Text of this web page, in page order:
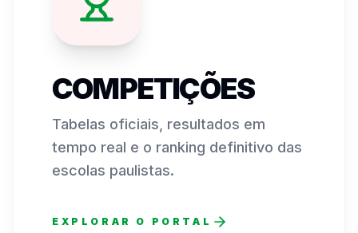
COMPETIÇÕES
Tabelas oficiais, resultados em
tempo real e o ranking definitivo das
escolas paulistas.
EXPLORAR O PORTAL